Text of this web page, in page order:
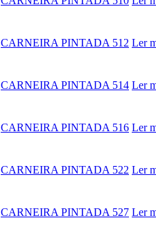
CARNEIRA PINTADA 512 Ler
CARNEIRA PINTADA 514 Ler
CARNEIRA PINTADA 516 Ler
CARNEIRA PINTADA 522 Ler
CARNEIRA PINTADA 527 Ler